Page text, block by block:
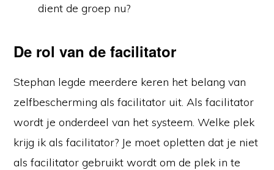
dient de groep nu?
De rol van de facilitator
Stephan legde meerdere keren het belang van
zelfbescherming als facilitator uit. Als facilitator
wordt je onderdeel van het systeem. Welke plek
krijg ik als facilitator? Je moet opletten dat je niet
als facilitator gebruikt wordt om de plek in te